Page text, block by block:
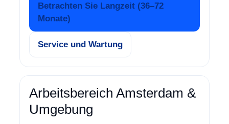
Betrachten Sie Langzeit (36–72
Monate)
Service und Wartung
Arbeitsbereich Amsterdam &
Umgebung